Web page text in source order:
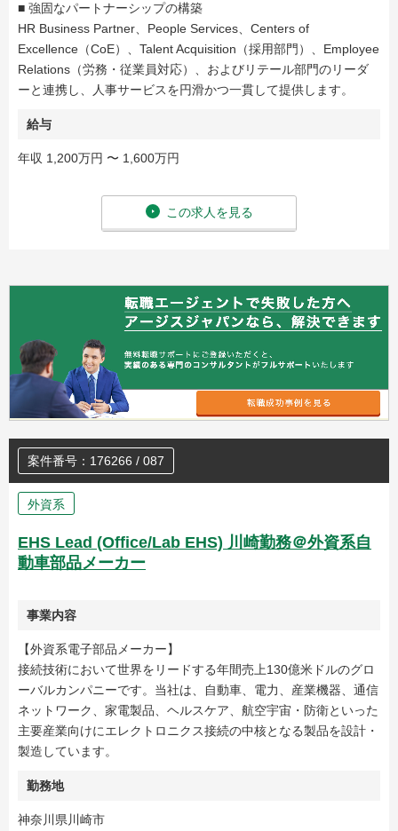
■ 強固なパートナーシップの構築
HR Business Partner、People Services、Centers of
Excellence（CoE）、Talent Acquisition（採用部門）、Employee
Relations（労務・従業員対応）、およびリテール部門のリーダ
ーと連携し、人事サービスを円滑かつ一貫して提供します。
給与
年収 1,200万円 〜 1,600万円
この求人を見る
案件番号：176266 / 087
外資系
EHS Lead (Office/Lab EHS) 川崎勤務＠外資系自
動車部品メーカー
事業内容
【外資系電子部品メーカー】
接続技術において世界をリードする年間売上130億米ドルのグロ
ーバルカンパニーです。当社は、自動車、電力、産業機器、通信
ネットワーク、家電製品、ヘルスケア、航空宇宙・防衛といった
主要産業向けにエレクトロニクス接続の中核となる製品を設計・
製造しています。
勤務地
神奈川県川崎市